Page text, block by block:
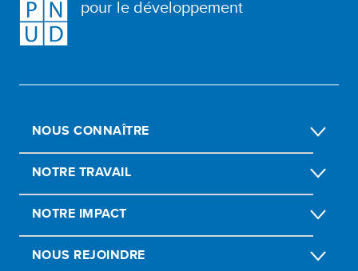
pour le développement
NOUS CONNAÎTRE
NOTRE TRAVAIL
NOTRE IMPACT
NOUS REJOINDRE